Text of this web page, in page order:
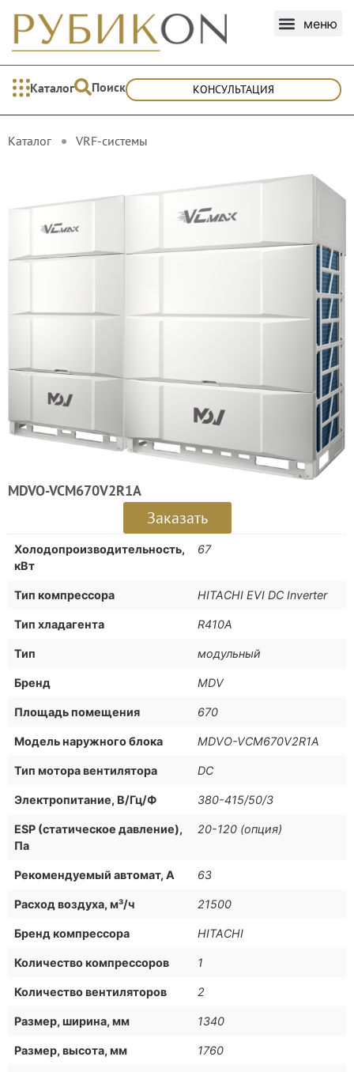
Каталог Поиск КОНСУЛЬТАЦИЯ
Каталог VRF-cистемы
MDVO-VCM670V2R1A
Заказать
Холодопроизводительность,
кВт
67
Тип компрессора HITACHI EVI DC Inverter
Тип хладагента R410A
Тип модульный
Бренд MDV
Площадь помещения 670
Модель наружного блока MDVO-VCM670V2R1A
Тип мотора вентилятора DC
Электропитание, В/Гц/Ф 380-415/50/3
ESP (статическое давление),
Па
20-120 (опция)
Рекомендуемый автомат, А 63
Расход воздуха, м³/ч 21500
Бренд компрессора HITACHI
Количество компрессоров 1
Количество вентиляторов 2
Размер, ширина, мм 1340
Размер, высота, мм 1760